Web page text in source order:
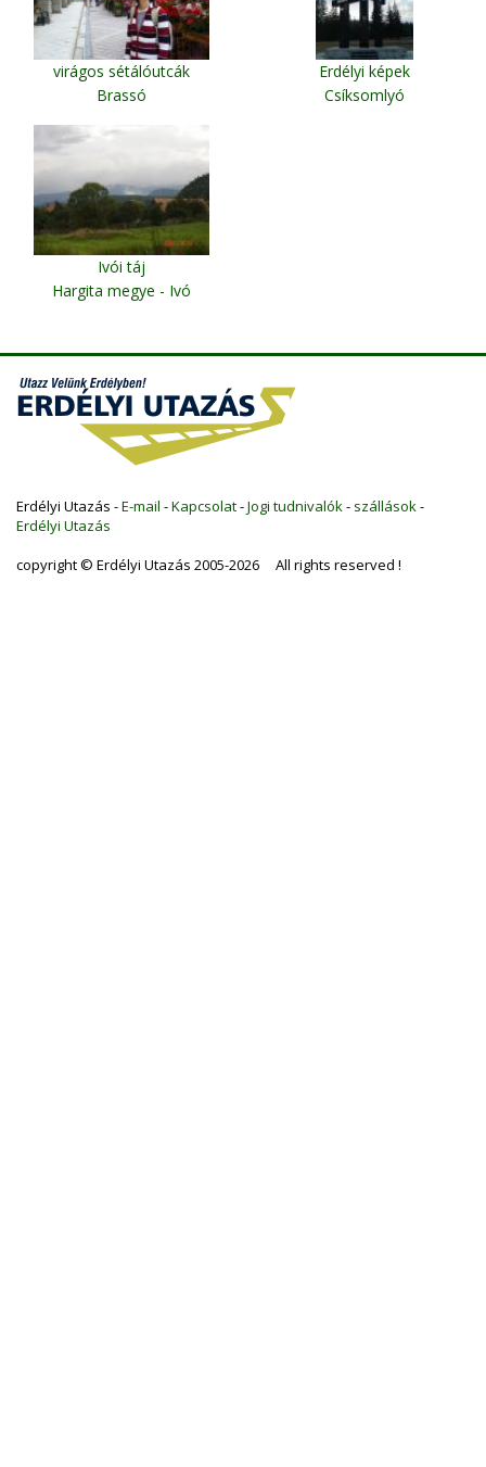
virágos sétálóutcák
Brassó
Erdélyi képek
Csíksomlyó
Ivói táj
Hargita megye - Ivó
Erdélyi Utazás -E-mail -Kapcsolat-Jogi tudnivalók - szállások -
Erdélyi Utazás
copyright © Erdélyi Utazás 2005-2026 All rights reserved !